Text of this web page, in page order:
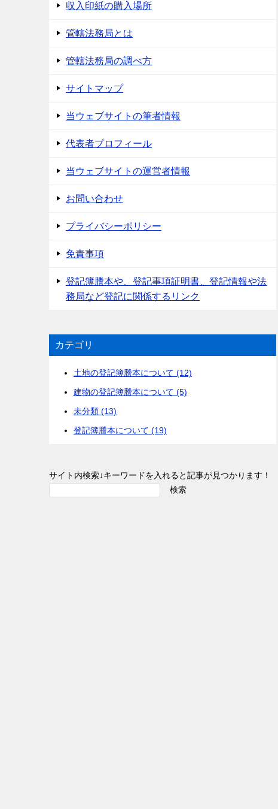
収入印紙の購入場所
管轄法務局とは
管轄法務局の調べ方
サイトマップ
当ウェブサイトの筆者情報
代表者プロフィール
当ウェブサイトの運営者情報
お問い合わせ
プライバシーポリシー
免責事項
登記簿謄本や、登記事項証明書、登記情報や法
務局など登記に関係するリンク
カテゴリ
土地の登記簿謄本について (12)
建物の登記簿謄本について (5)
未分類 (13)
登記簿謄本について (19)
サイト内検索↓キーワードを入れると記事が見つかります！
検索